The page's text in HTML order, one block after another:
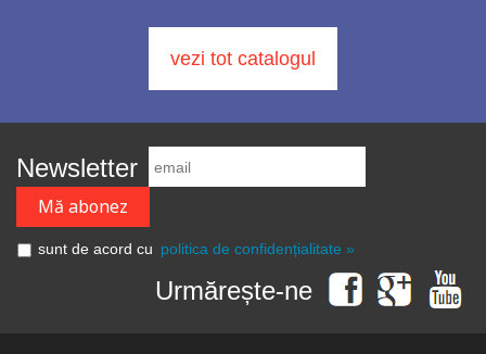
vezi tot catalogul
Newsletter
sunt de acord cu politica de confidențialitate »
Urmărește-ne